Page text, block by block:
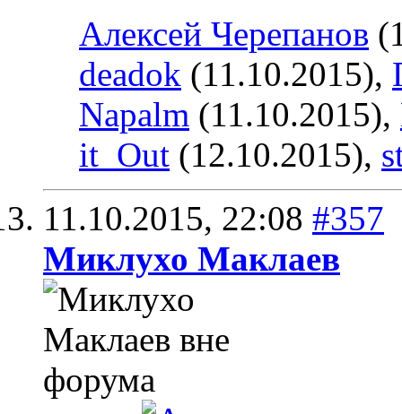
Алексей Черепанов
deadok (11.10.2015),
Napalm (11.10.2015),
it_Out (12.10.2015),
11.10.2015, 22:08 #357
Миклухо Маклаев